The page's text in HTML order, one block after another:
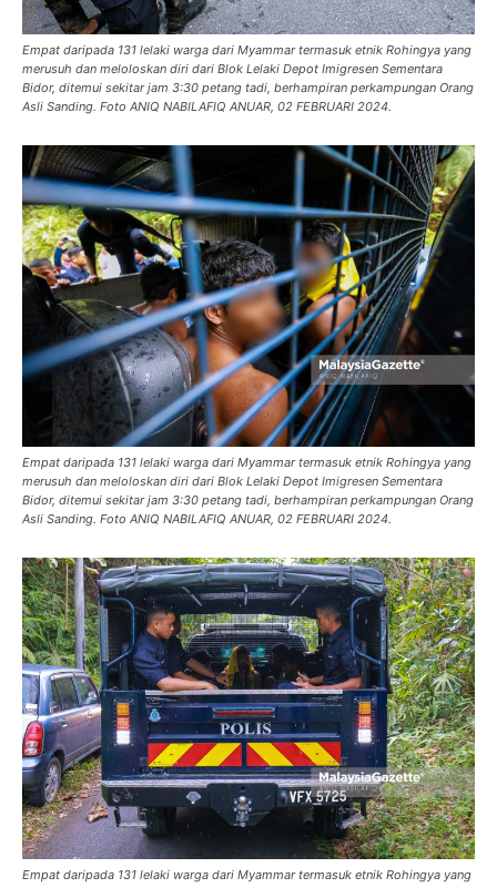
Empat daripada 131 lelaki warga dari Myammar termasuk etnik Rohingya yang
merusuh dan meloloskan diri dari Blok Lelaki Depot Imigresen Sementara
Bidor, ditemui sekitar jam 3:30 petang tadi, berhampiran perkampungan Orang
Asli Sanding. Foto ANIQ NABILAFIQ ANUAR, 02 FEBRUARI 2024.
Empat daripada 131 lelaki warga dari Myammar termasuk etnik Rohingya yang
merusuh dan meloloskan diri dari Blok Lelaki Depot Imigresen Sementara
Bidor, ditemui sekitar jam 3:30 petang tadi, berhampiran perkampungan Orang
Asli Sanding. Foto ANIQ NABILAFIQ ANUAR, 02 FEBRUARI 2024.
Empat daripada 131 lelaki warga dari Myammar termasuk etnik Rohingya yang